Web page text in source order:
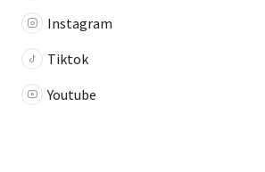
Instagram
Tiktok
Youtube